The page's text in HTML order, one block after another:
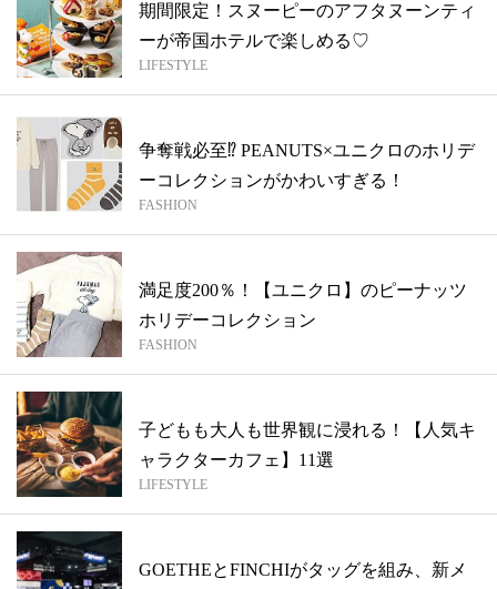
期間限定！スヌーピーのアフタヌーンティ
ーが帝国ホテルで楽しめる♡
LIFESTYLE
争奪戦必至⁉︎ PEANUTS×ユニクロのホリデ
ーコレクションがかわいすぎる！
FASHION
満足度200％！【ユニクロ】のピーナッツ
ホリデーコレクション
FASHION
子どもも大人も世界観に浸れる！【人気キ
ャラクターカフェ】11選
LIFESTYLE
GOETHEとFINCHIがタッグを組み、新メ